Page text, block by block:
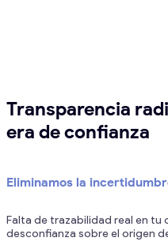
Transparencia
era de confianza
Eliminamos la
Falta de trazabilidad real en
desconfianza sobre el origen